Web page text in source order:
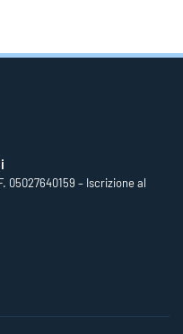
05027640159 – Iscrizione al